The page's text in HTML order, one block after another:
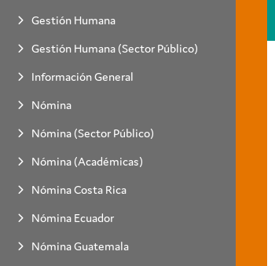
Gestión Humana
Gestión Humana (Sector Público)
Información General
Nómina
Nómina (Sector Público)
Nómina (Académicas)
Nómina Costa Rica
Nómina Ecuador
Nómina Guatemala